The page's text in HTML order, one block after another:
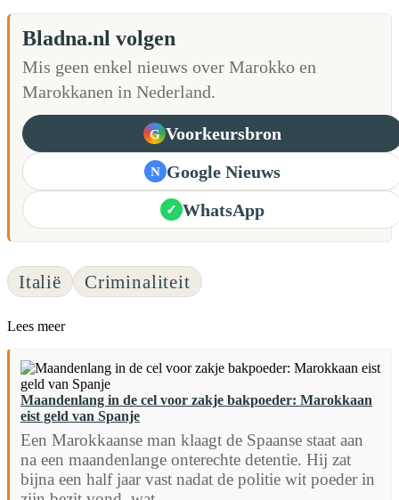
Bladna.nl volgen
Mis geen enkel nieuws over Marokko en
Marokkanen in Nederland.
G Voorkeursbron
N Google Nieuws
✓ WhatsApp
Italië Criminaliteit
Lees meer
Maandenlang in de cel voor zakje bakpoeder: Marokkaan
eist geld van Spanje
Een Marokkaanse man klaagt de Spaanse staat aan
na een maandenlange onterechte detentie. Hij zat
bijna een half jaar vast nadat de politie wit poeder in